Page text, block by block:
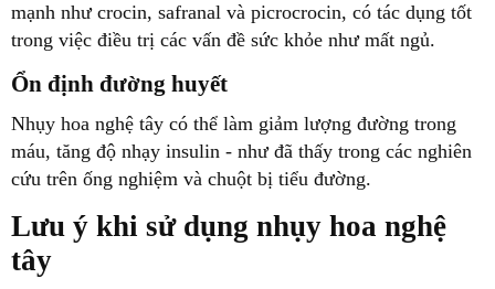
mạnh như crocin, safranal và picrocrocin, có tác dụng tốt
trong việc điều trị các vấn đề sức khỏe như mất ngủ.
Ổn định đường huyết
Nhụy hoa nghệ tây có thể làm giảm lượng đường trong
máu, tăng độ nhạy insulin - như đã thấy trong các nghiên
cứu trên ống nghiệm và chuột bị tiểu đường.
Lưu ý khi sử dụng nhụy hoa nghệ
tây